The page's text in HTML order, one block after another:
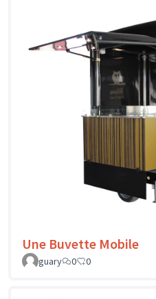
Une Buvette Mobile
guary
0 0